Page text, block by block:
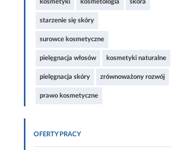
kosmetyki kosmetologia skóra
starzenie się skóry
surowce kosmetyczne
pielęgnacja włosów kosmetyki naturalne
pielęgnacja skóry zrównoważony rozwój
prawo kosmetyczne
OFERTY PRACY